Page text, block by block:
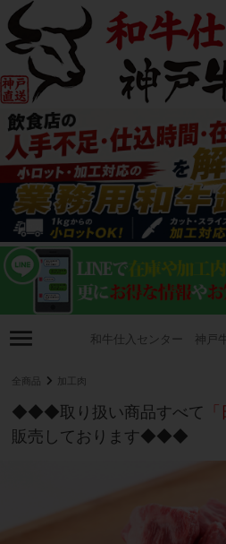
和牛仕入センター 神戸
全商品 加工肉
◆◆◆取り扱い商品すべて
販売しております◆◆◆